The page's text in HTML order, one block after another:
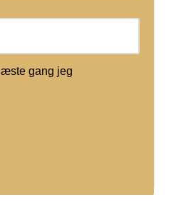
gang jeg